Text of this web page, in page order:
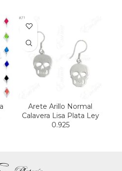
Arete Arillo Normal
Calavera Lisa Plata Ley
0.925